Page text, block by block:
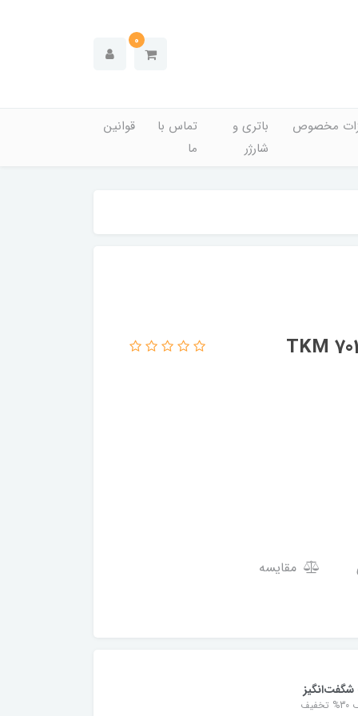
0
مخصوص
باتری و
شارژر
تماس با
ما
قوانین
مقایسه